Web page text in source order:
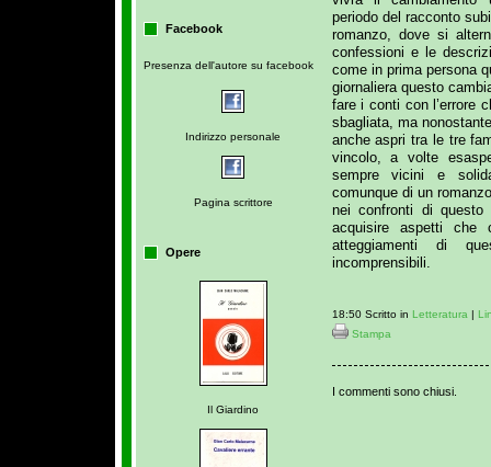
Facebook
Presenza dell'autore su facebook
Indirizzo personale
Pagina scrittore
Opere
Il Giardino
periodo del racconto
romanzo, dove si
confessioni e le
come in prima persona
giornaliera questo
fare i conti con l’errore
sbagliata, ma
anche aspri tra le tre
vincolo, a volte
sempre vicini e
comunque di un
nei confronti di
acquisire aspetti che
atteggiamenti di
incomprensibili.
18:50 Scritto in Letteratura |
Stampa
I commenti sono chiusi.